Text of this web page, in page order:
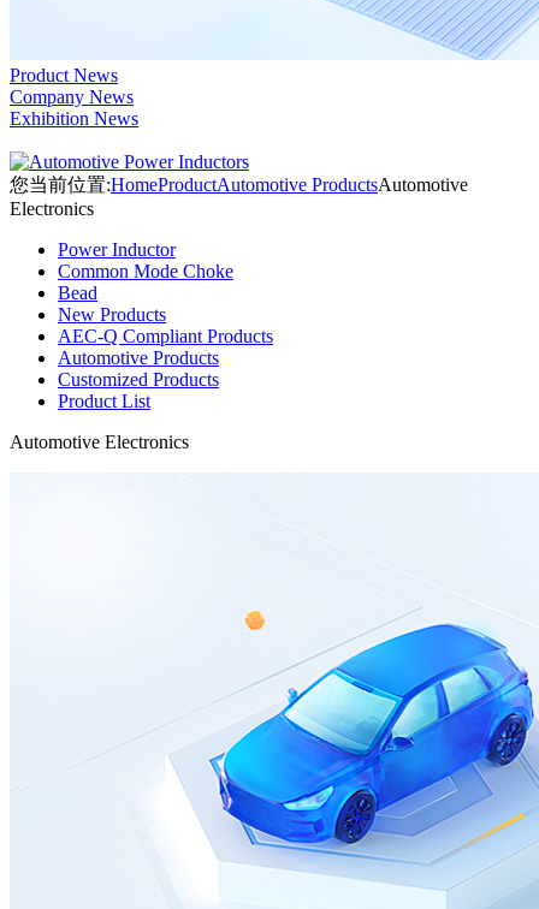
Product News
Company News
Exhibition News
您当前位置:HomeProductAutomotive ProductsAutomotive
Electronics
Power Inductor
Common Mode Choke
Bead
New Products
AEC-Q Compliant Products
Automotive Products
Customized Products
Product List
Automotive Electronics